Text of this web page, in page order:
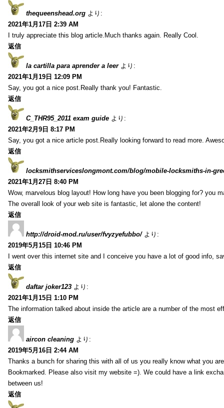
thequeenshead.org より:
2021年1月17日 2:39 AM
I truly appreciate this blog article.Much thanks again. Really Cool.
返信
la cartilla para aprender a leer より:
2021年1月19日 12:09 PM
Say, you got a nice post.Really thank you! Fantastic.
返信
C_THR95_2011 exam guide より:
2021年2月9日 8:17 PM
Say, you got a nice article post.Really looking forward to read more.
返信
locksmithserviceslongmont.com/blog/mobile-locksmiths-in-
2021年1月27日 8:40 PM
Wow, marvelous blog layout! How long have you been blogging for? you
The overall look of your web site is fantastic, let alone the content!
返信
http://droid-mod.ru/user/fvyzyefubbo/ より:
2019年5月15日 10:46 PM
I went over this internet site and I conceive you have a lot of good info,
返信
daftar joker123 より:
2021年1月15日 1:10 PM
The information talked about inside the article are a number of the most
返信
aircon cleaning より:
2019年5月16日 2:44 AM
Thanks a bunch for sharing this with all of us you really know what you
Bookmarked. Please also visit my website =). We could have a link
between us!
返信